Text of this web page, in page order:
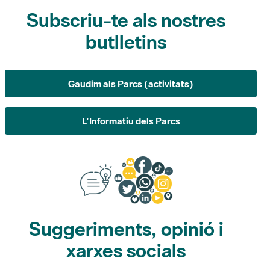
Subscriu-te als nostres
butlletins
Gaudim als Parcs (activitats)
L'Informatiu dels Parcs
Suggeriments, opinió i
xarxes socials